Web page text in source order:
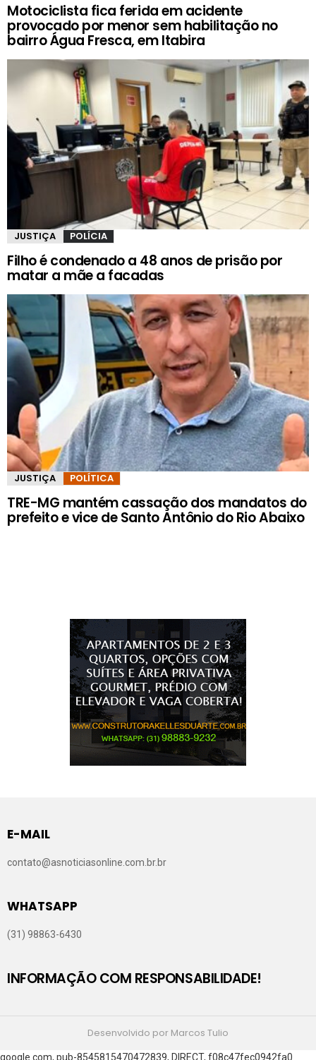
Motociclista fica ferida em acidente
provocado por menor sem habilitação no
bairro Água Fresca, em Itabira
JUSTIÇA POLÍCIA
Filho é condenado a 48 anos de prisão por
matar a mãe a facadas
JUSTIÇA POLÍTICA
TRE-MG mantém cassação dos mandatos do
prefeito e vice de Santo Antônio do Rio Abaixo
E-MAIL
contato@asnoticiasonline.com.br.br
WHATSAPP
(31) 98863-6430
INFORMAÇÃO COM RESPONSABILIDADE!
Desenvolvido por Marcos Tulio
google.com, pub-8545815470472839, DIRECT, f08c47fec0942fa0